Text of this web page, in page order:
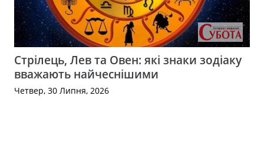
Стрілець, Лев та Овен: які знаки зодіаку
вважають найчеснішими
Четвер, 30 Липня, 2026